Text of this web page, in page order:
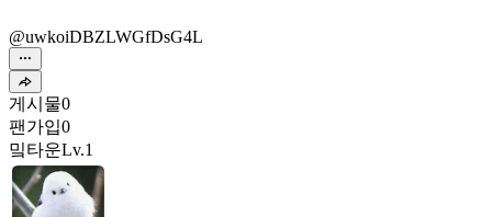
@uwkoiDBZLWGfDsG4L
게시물0
팬가입0
밐타운Lv.1